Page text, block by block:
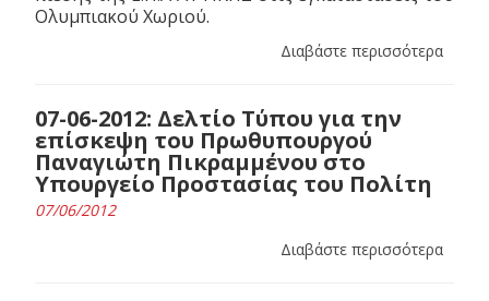
Ολυμπιακού Χωριού.
Διαβάστε περισσότερα
07-06-2012: Δελτίο Τύπου για την
επίσκεψη του Πρωθυπουργού
Παναγιώτη Πικραμμένου στο
Υπουργείο Προστασίας του Πολίτη
07/06/2012
Διαβάστε περισσότερα